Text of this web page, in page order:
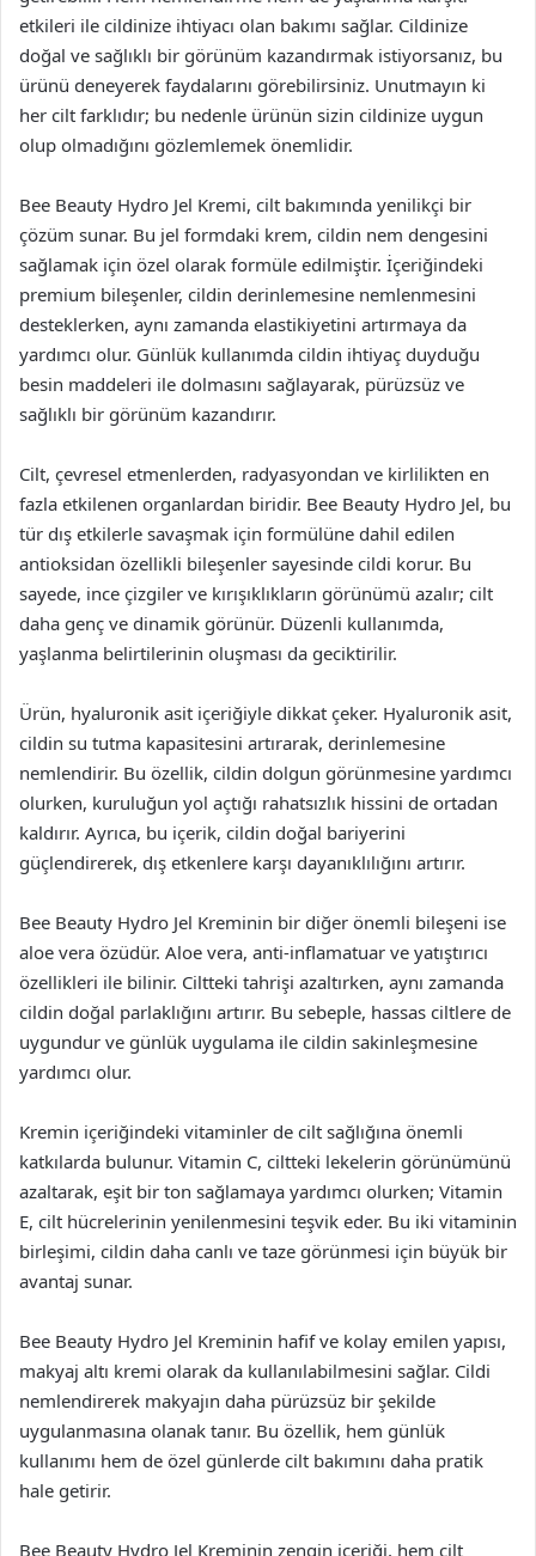
etkileri ile cildinize ihtiyacı olan bakımı sağlar. Cildinize
doğal ve sağlıklı bir görünüm kazandırmak istiyorsanız, bu
ürünü deneyerek faydalarını görebilirsiniz. Unutmayın ki
her cilt farklıdır; bu nedenle ürünün sizin cildinize uygun
olup olmadığını gözlemlemek önemlidir.
Bee Beauty Hydro Jel Kremi, cilt bakımında yenilikçi bir
çözüm sunar. Bu jel formdaki krem, cildin nem dengesini
sağlamak için özel olarak formüle edilmiştir. İçeriğindeki
premium bileşenler, cildin derinlemesine nemlenmesini
desteklerken, aynı zamanda elastikiyetini artırmaya da
yardımcı olur. Günlük kullanımda cildin ihtiyaç duyduğu
besin maddeleri ile dolmasını sağlayarak, pürüzsüz ve
sağlıklı bir görünüm kazandırır.
Cilt, çevresel etmenlerden, radyasyondan ve kirlilikten en
fazla etkilenen organlardan biridir. Bee Beauty Hydro Jel, bu
tür dış etkilerle savaşmak için formülüne dahil edilen
antioksidan özellikli bileşenler sayesinde cildi korur. Bu
sayede, ince çizgiler ve kırışıklıkların görünümü azalır; cilt
daha genç ve dinamik görünür. Düzenli kullanımda,
yaşlanma belirtilerinin oluşması da geciktirilir.
Ürün, hyaluronik asit içeriğiyle dikkat çeker. Hyaluronik asit,
cildin su tutma kapasitesini artırarak, derinlemesine
nemlendirir. Bu özellik, cildin dolgun görünmesine yardımcı
olurken, kuruluğun yol açtığı rahatsızlık hissini de ortadan
kaldırır. Ayrıca, bu içerik, cildin doğal bariyerini
güçlendirerek, dış etkenlere karşı dayanıklılığını artırır.
Bee Beauty Hydro Jel Kreminin bir diğer önemli bileşeni ise
aloe vera özüdür. Aloe vera, anti-inflamatuar ve yatıştırıcı
özellikleri ile bilinir. Ciltteki tahrişi azaltırken, aynı zamanda
cildin doğal parlaklığını artırır. Bu sebeple, hassas ciltlere de
uygundur ve günlük uygulama ile cildin sakinleşmesine
yardımcı olur.
Kremin içeriğindeki vitaminler de cilt sağlığına önemli
katkılarda bulunur. Vitamin C, ciltteki lekelerin görünümünü
azaltarak, eşit bir ton sağlamaya yardımcı olurken; Vitamin
E, cilt hücrelerinin yenilenmesini teşvik eder. Bu iki vitaminin
birleşimi, cildin daha canlı ve taze görünmesi için büyük bir
avantaj sunar.
Bee Beauty Hydro Jel Kreminin hafif ve kolay emilen yapısı,
makyaj altı kremi olarak da kullanılabilmesini sağlar. Cildi
nemlendirerek makyajın daha pürüzsüz bir şekilde
uygulanmasına olanak tanır. Bu özellik, hem günlük
kullanımı hem de özel günlerde cilt bakımını daha pratik
hale getirir.
Bee Beauty Hydro Jel Kreminin zengin içeriği, hem cilt